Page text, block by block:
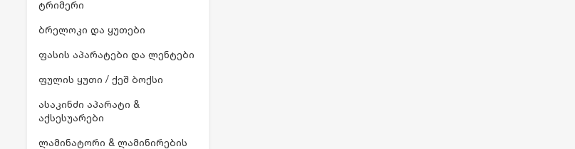
ტრიმერი
ბრელოკი და ყუთები
ფასის აპარატები და ლენტები
ფულის ყუთი / ქეშ ბოქსი
ასაკინძი აპარატი &
აქსესუარები
ლამინატორი & ლამინირების